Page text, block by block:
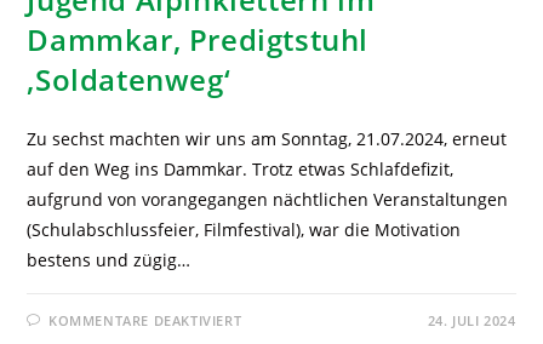
Dammkar, Predigtstuhl
‚Soldatenweg‘
Zu sechst machten wir uns am Sonntag, 21.07.2024, erneut
auf den Weg ins Dammkar. Trotz etwas Schlafdefizit,
aufgrund von vorangegangen nächtlichen Veranstaltungen
(Schulabschlussfeier, Filmfestival), war die Motivation
bestens und zügig…
KOMMENTARE DEAKTIVIERT 24. JULI 2024